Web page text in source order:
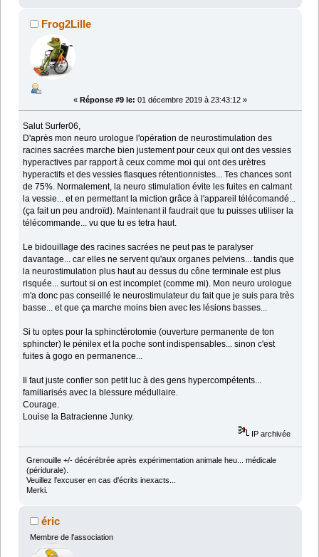
Frog2Lille
« Réponse #9 le: 01 décembre 2019 à 23:43:12 »
Salut Surfer06,
D'après mon neuro urologue l'opération de neurostimulation des
racines sacrées marche bien justement pour ceux qui ont des vessies
hyperactives par rapport à ceux comme moi qui ont des urètres
hyperactifs et des vessies flasques rétentionnistes... Tes chances sont
de 75%. Normalement, la neuro stimulation évite les fuites en calmant
la vessie... et en permettant la miction grâce à l'appareil télécomandé...
(ça fait un peu androïd). Maintenant il faudrait que tu puisses utiliser la
télécommande... vu que tu es tetra haut.
Le bidouillage des racines sacrées ne peut pas te paralyser
davantage... car elles ne servent qu'aux organes pelviens... tandis que
la neurostimulation plus haut au dessus du cône terminale est plus
risquée... surtout si on est incomplet (comme mi). Mon neuro urologue
m'a donc pas conseillé le neurostimulateur du fait que je suis para très
basse... et que ça marche moins bien avec les lésions basses...
Si tu optes pour la sphinctérotomie (ouverture permanente de ton
sphincter) le pénilex et la poche sont indispensables... sinon c'est
fuites à gogo en permanence...
Il faut juste confier son petit luc à des gens hypercompétents...
familiarisés avec la blessure médullaire.
Courage.
Louise la Batracienne Junky.
IP archivée
Grenouille +/- décérébrée après expérimentation animale heu... médicale
(péridurale).
Veuillez l'excuser en cas d'écrits inexacts...
Merki.
éric
Membre de l'association